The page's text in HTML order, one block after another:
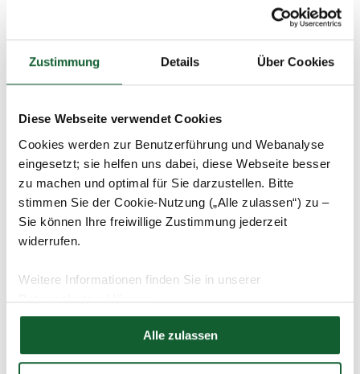
Zustimmung Details Über Cookies
Diese Webseite verwendet Cookies
Cookies werden zur Benutzerführung und Webanalyse
eingesetzt; sie helfen uns dabei, diese Webseite besser
zu machen und optimal für Sie darzustellen. Bitte
stimmen Sie der Cookie-Nutzung („Alle zulassen“) zu –
Sie können Ihre freiwillige Zustimmung jederzeit
widerrufen.
Weitere Informationen finden Sie in unserer
Datenschutzerklärung
Hier finden Sie unserImpressum
Alle zulassen
entscheidend?
Die Höhe der E-Auto-Förderung richtet sich nach dem
Haushaltseinkommen. Dieses basiert auf dem zu
versteuernden Einkommen aus den beiden zuletzt